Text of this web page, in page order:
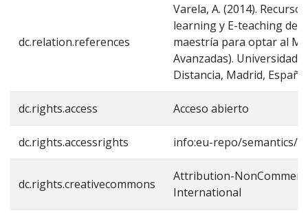
dc.relation.references
Varela, A. (2014).
learning y E-teaching de
maestría para optar al
Avanzadas). Universidad
Distancia, Madrid, España.
dc.rights.access Acceso abierto
dc.rights.accessrights info:eu-repo/semantics/
dc.rights.creativecommons
Attribution-
International